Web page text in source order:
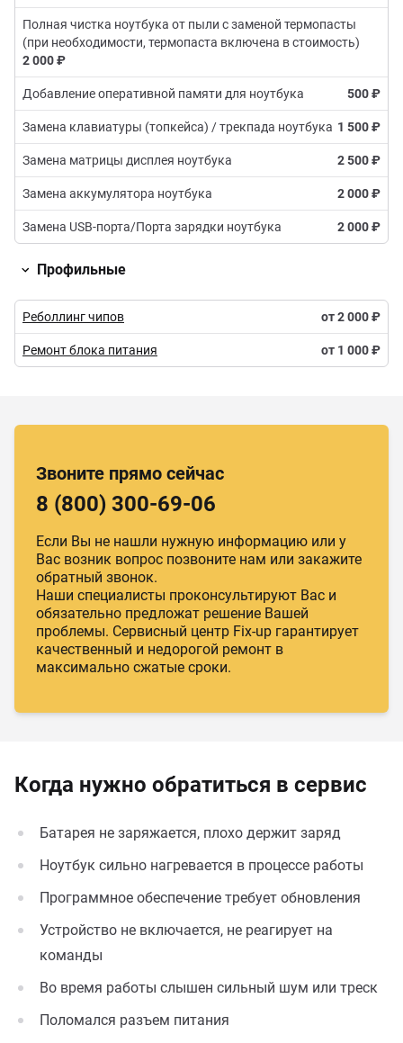
Полная чистка ноутбука от пыли с заменой термопасты
(при необходимости, термопаста включена в стоимость)
2 000 ₽
Добавление оперативной памяти для ноутбука 500 ₽
Замена клавиатуры (топкейса) / трекпада ноутбука 1 500 ₽
Замена матрицы дисплея ноутбука 2 500 ₽
Замена аккумулятора ноутбука 2 000 ₽
Замена USB-порта/Порта зарядки ноутбука 2 000 ₽
Профильные
Реболлинг чипов от2 000 ₽
Ремонт блока питания от 1 000 ₽
Звоните прямо сейчас
8 (800) 300-69-06
Если Вы не нашли нужную информацию или у
Вас возник вопрос позвоните нам или закажите
обратный звонок.
Наши специалисты проконсультируют Вас и
обязательно предложат решение Вашей
проблемы. Сервисный центр Fix-up гарантирует
качественный и недорогой ремонт в
максимально сжатые сроки.
Когда нужно обратиться в сервис
Батарея не заряжается, плохо держит заряд
Ноутбук сильно нагревается в процессе работы
Программное обеспечение требует обновления
Устройство не включается, не реагирует на
команды
Во время работы слышен сильный шум или треск
Поломался разъем питания